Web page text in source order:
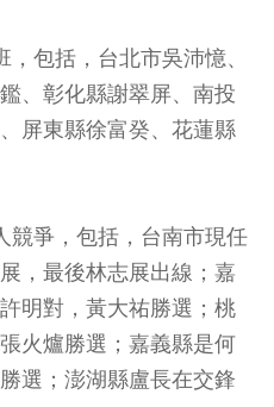
包括，台北市吳沛憶、
、彰化縣謝翠屏、南投
屏東縣徐富癸、花蓮縣
競爭，包括，台南市現任
，最後林志展出線；嘉
明對，黃大祐勝選；桃
火爐勝選；嘉義縣是何
選；澎湖縣盧長在交鋒